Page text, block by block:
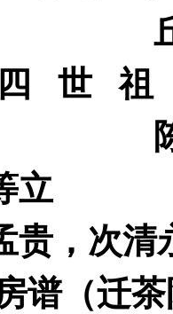
四
世
祖
立
贵，次清
谱（迁